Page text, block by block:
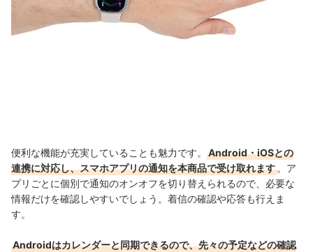
便利な機能が充実していることも魅力です。
Android・iOSとの
連携に対応し、スマホアプリの通知を本商品で受け取れます 。ア
プリごとに個別で通知のオンオフを切り替えられるので、必要な
情報だけを確認しやすいでしょう。着信の確認や応答も行えま
す。
Androidはカレンダーと同期できるので、先々の予定などの確認